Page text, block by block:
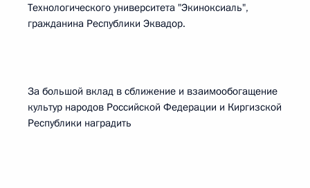
Технологического университета "Экиноксиаль",
гражданина Республики Эквадор.
За большой вклад в сближение и взаимообогащение
культур народов Российской Федерации и Киргизской
Республики наградить